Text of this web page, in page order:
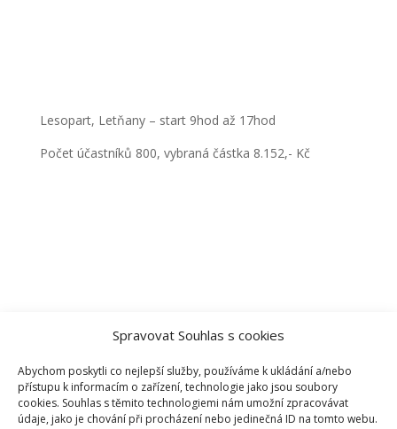
Spravovat Souhlas s cookies
Abychom poskytli co nejlepší služby, používáme k ukládání a/nebo
přístupu k informacím o zařízení, technologie jako jsou soubory
cookies. Souhlas s těmito technologiemi nám umožní zpracovávat
údaje, jako je chování při procházení nebo jedinečná ID na tomto webu.
Lesopart, Letňany – start 9hod až 17hod
Počet účastníků 800, vybraná částka 8.152,- Kč